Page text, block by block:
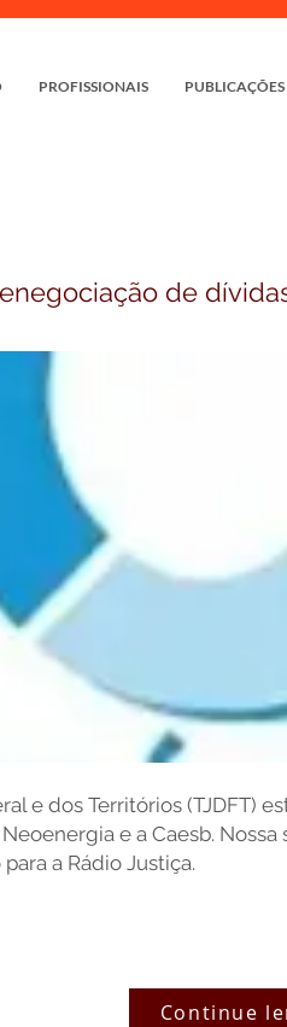
PROFISSIONAIS PUBLICAÇÕES
de
e dos Territórios
e a Caesb.
a Rádio Justiça.
Continue